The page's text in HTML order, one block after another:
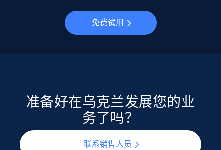
免费试用
准备好在乌克兰发展您的业
务了吗？
联系销售人员